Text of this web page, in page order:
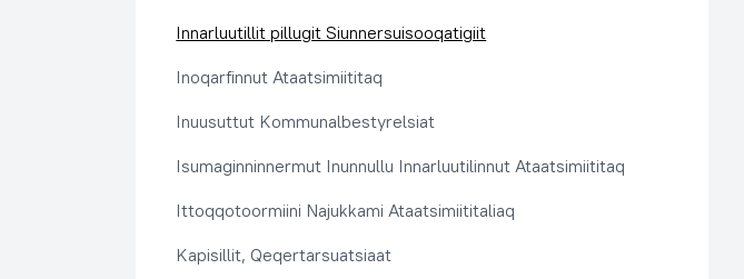
Innarluutillit pillugit Siunnersuisooqatigiit
Inoqarfinnut Ataatsimiititaq
Inuusuttut Kommunalbestyrelsiat
Isumaginninnermut Inunnullu Innarluutilinnut Ataatsimiititaq
Ittoqqotoormiini Najukkami Ataatsimiititaliaq
Kapisillit, Qeqertarsuatsiaat